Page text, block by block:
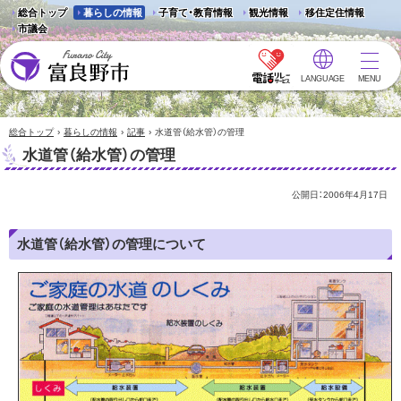
総合トップ 暮らしの情報 子育て・教育情報 観光情報
移住定住情報
市議会
富良野市 - Frano City
LANGUAGE MENU
総合トップ › 暮らしの情報 › 記事 › 水道管（給水管）の管理
水道管（給水管）の管理
公開日：2006年4月17日
水道管（給水管）の管理について